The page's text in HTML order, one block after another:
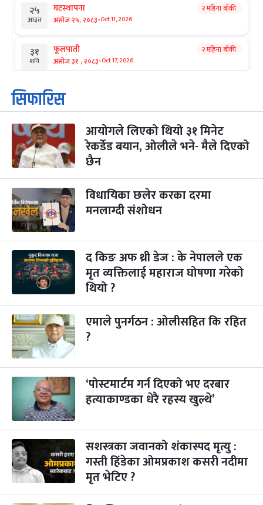
२५
आइत
घटस्थापना
असोज २५, २०८३-Oct 11, 2026
२ महिना बाँकी
३१
शनि
फूलपाती
असोज ३१ , २०८३-Oct 17, 2026
२ महिना बाँकी
१
आइत
कार्तिक सङ्क्रान्ति
कार्तिक १, २०८३
३
मंगल
महानवमी
कार्तिक ३, २०८३-Oct 20, 2026
२ महिना बाँकी
४
५
बिहि
पापा‌ङ्कुशा एकादशी व्रत
कार्तिक ५, २०८३
२२
आइत
कुकुर तिहार
कार्तिक २२, २०८३ Nov 8, 2026
३ महिना बाँकी
२३
सोम
गाई पूजा
कार्तिक २३, २०८३-Nov 9, 2026
२४
मंगल
गोरुपुजा
कार्तिक २४, २०८३
२५
बुध
भाइटीका
कार्तिक २५, २०८३ -Nov 11, 2026
३ महिना बाँकी
२९
आइत
छठपर्व
कार्तिक २९, २०८३-Nov 15, 2026
१०
शुक्र
क्रिसमस डे
पौष १०, २०८३-Dec 25, 2026
४ महिना बाँकी
सिफारिस
आयोगले लिएको थियो ३१ मिनेट
रेकर्डेड बयान, ओलीले भने- मैले दिएको
छैन
विधायिका छलेर करका दरमा
मनलाग्दी संशोधन
द किङ अफ थ्री डेज : के नेपालले एक
मृत व्यक्तिलाई महाराज घोषणा गरेको
थियो ?
एमाले पुनर्गठन : ओलीसहित कि रहित
?
‘पोस्टमार्टम गर्न दिएको भए दरबार
हत्याकाण्डका धेरै रहस्य खुल्थे’
सशस्त्रका जवानको शंकास्पद मृत्यु :
गस्ती हिंडेका ओमप्रकाश कसरी नदीमा
मृत भेटिए ?